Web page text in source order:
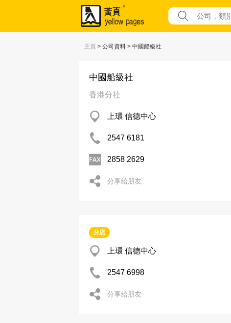
主頁 > 公司資料 > 中國船級社
中國船級社
香港分社
上環 信德中心
2547 6181
2858 2629
分享給朋友
分店
上環 信德中心
2547 6998
分享給朋友